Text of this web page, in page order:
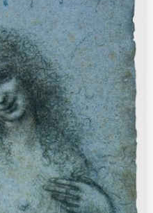
Ölgemälde, Stehender Akt neben einem
Baum.